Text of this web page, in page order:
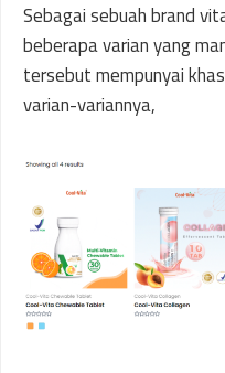
Sebagai sebuah brand
beberapa varian yang
tersebut mempunyai
varian-variannya,